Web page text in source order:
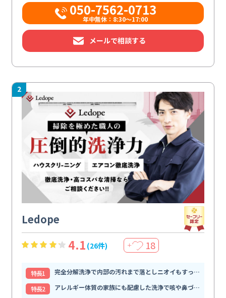
050-7562-0713
年中無休：8:30〜17:00
メールで相談する
2
Ledope
4.1 (26件) ＋ 18
特⻑1
完全分解洗浄で内部の汚れまで落としニオイもすっきり解消
特⻑2
アレルギー体質の家族にも配慮した洗浄で咳や鼻づまりが和らぐ